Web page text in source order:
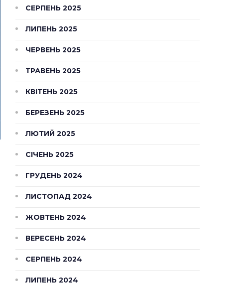
СЕРПЕНЬ 2025
ЛИПЕНЬ 2025
ЧЕРВЕНЬ 2025
ТРАВЕНЬ 2025
КВІТЕНЬ 2025
БЕРЕЗЕНЬ 2025
ЛЮТИЙ 2025
СІЧЕНЬ 2025
ГРУДЕНЬ 2024
ЛИСТОПАД 2024
ЖОВТЕНЬ 2024
ВЕРЕСЕНЬ 2024
СЕРПЕНЬ 2024
ЛИПЕНЬ 2024